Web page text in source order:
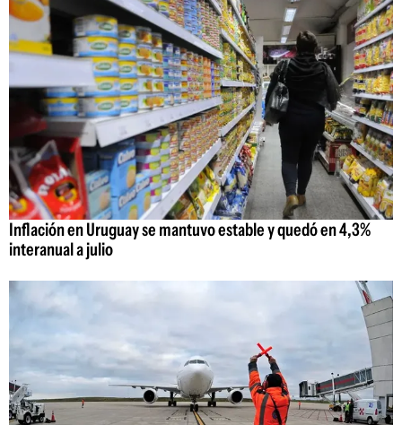
Inflación en Uruguay se mantuvo estable y quedó en 4,3%
interanual a julio